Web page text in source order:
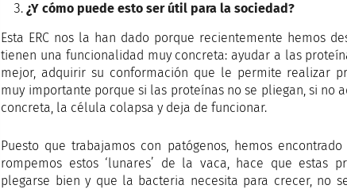
¿Y cómo puede esto ser útil para la sociedad?
Esta ERC nos la han dado porque recientemente hemos
tienen una funcionalidad muy concreta: ayudar a las
mejor, adquirir su conformación que le permite realizar
muy importante porque si las proteínas no se pliegan, si no
concreta, la célula colapsa y deja de funcionar.
Puesto que trabajamos con patógenos, hemos
rompemos estos ‘lunares’ de la vaca, hace que estas
plegarse bien y que la bacteria necesita para crecer, no